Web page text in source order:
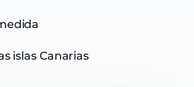
islas Canarias